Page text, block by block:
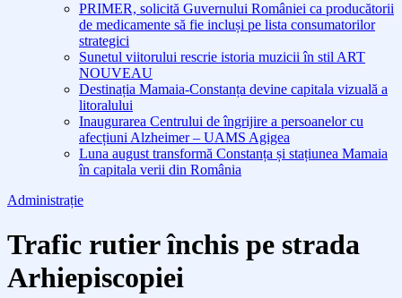
PRIMER, solicită Guvernului României ca producătorii
de medicamente să fie incluși pe lista consumatorilor
strategici
Sunetul viitorului rescrie istoria muzicii în stil ART
NOUVEAU
Destinația Mamaia-Constanța devine capitala vizuală a
litoralului
Inaugurarea Centrului de îngrijire a persoanelor cu
afecțiuni Alzheimer – UAMS Agigea
Luna august transformă Constanța și stațiunea Mamaia
în capitala verii din România
Administrație
Trafic rutier închis pe strada
Arhiepiscopiei